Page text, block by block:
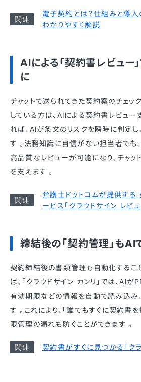
電子契約とは？仕組みと導入
わかりやすく解説
AIによる「契約書レビュー
に
チャットで送られてきた契約案のチェ
している方は、AIによる契約書レビュ
れば、AIが条文のリスクを瞬時に判定
す 。法務知識に自信がない担当者でも
高品質なレビューが可能になり、チャッ
を支えます 。
弁護士ドットコムが提供する
ービス「クラウドサイン レビュ
締結後の「契約管理」もAI
契約締結後の書類管理も自動化すること
ば、「クラウドサイン カンリ」では、AI
有効期限などの情報を自動で読み込み
す 。これにより、「誰でもすぐに契約書
限管理の漏れも防ぐことができます 。
契約書がすぐに見つかる「ク